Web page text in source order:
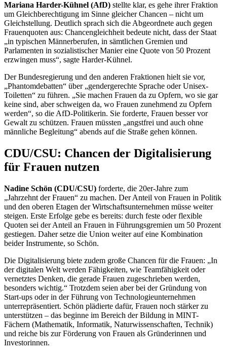
Mariana Harder-Kühnel (AfD) stellte klar, es gehe ihrer Fraktion
um Gleichberechtigung im Sinne gleicher Chancen – nicht um
Gleichstellung. Deutlich sprach sich die Abgeordnete auch gegen
Frauenquoten aus: Chancengleichheit bedeute nicht, dass der Staat
„in typischen Männerberufen, in sämtlichen Gremien und
Parlamenten in sozialistischer Manier eine Quote von 50 Prozent
erzwingen muss“, sagte Harder-Kühnel.
Der Bundesregierung und den anderen Fraktionen hielt sie vor,
„Phantomdebatten“ über „gendergerechte Sprache oder Unisex-
Toiletten“ zu führen. „Sie machen Frauen da zu Opfern, wo sie gar
keine sind, aber schweigen da, wo Frauen zunehmend zu Opfern
werden“, so die AfD-Politikerin. Sie forderte, Frauen besser vor
Gewalt zu schützen. Frauen müssten „angstfrei und auch ohne
männliche Begleitung“ abends auf die Straße gehen können.
CDU/CSU: Chancen der Digitalisierung
für Frauen nutzen
Nadine Schön (CDU/CSU) forderte, die 20er-Jahre zum
„Jahrzehnt der Frauen“ zu machen. Der Anteil von Frauen in Politik
und den oberen Etagen der Wirtschaftsunternehmen müsse weiter
steigen. Erste Erfolge gebe es bereits: durch feste oder flexible
Quoten sei der Anteil an Frauen in Führungsgremien um 50 Prozent
gestiegen. Daher setze die Union weiter auf eine Kombination
beider Instrumente, so Schön.
Die Digitalisierung biete zudem große Chancen für die Frauen: „In
der digitalen Welt werden Fähigkeiten, wie Teamfähigkeit oder
vernetztes Denken, die gerade Frauen zugeschrieben werden,
besonders wichtig.“ Trotzdem seien aber bei der Gründung von
Start-ups oder in der Führung von Technologieunternehmen
unterrepräsentiert. Schön plädierte dafür, Frauen noch stärker zu
unterstützen – das beginne im Bereich der Bildung in MINT-
Fächern (Mathematik, Informatik, Naturwissenschaften, Technik)
und reiche bis zur Förderung von Frauen als Gründerinnen und
Investorinnen.